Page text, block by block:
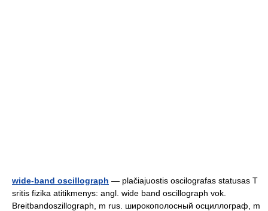
wide-band oscillograph — plačiajuostis oscilografas statusas T
sritis fizika atitikmenys: angl. wide band oscillograph vok.
Breitbandoszillograph, m rus. широкополосный осциллограф, m